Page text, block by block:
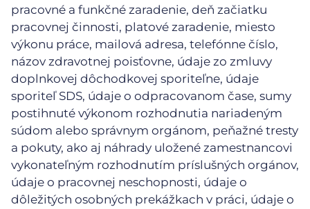
pracovné a funkčné zaradenie, deň začiatku
pracovnej činnosti, platové zaradenie, miesto
výkonu práce, mailová adresa, telefónne číslo,
názov zdravotnej poisťovne, údaje zo zmluvy
doplnkovej dôchodkovej sporiteľne, údaje
sporiteľ SDS, údaje o odpracovanom čase, sumy
postihnuté výkonom rozhodnutia nariadeným
súdom alebo správnym orgánom, peňažné tresty
a pokuty, ako aj náhrady uložené zamestnancovi
vykonateľným rozhodnutím príslušných orgánov,
údaje o pracovnej neschopnosti, údaje o
dôležitých osobných prekážkach v práci, údaje o